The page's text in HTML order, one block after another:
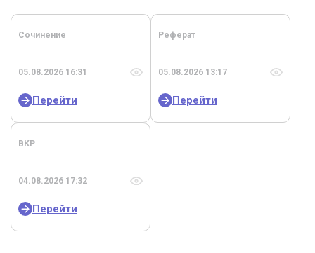
Сочинение
05.08.2026 16:31
Перейти
Реферат
05.08.2026 13:17
Перейти
ВКР
04.08.2026 17:32
Перейти